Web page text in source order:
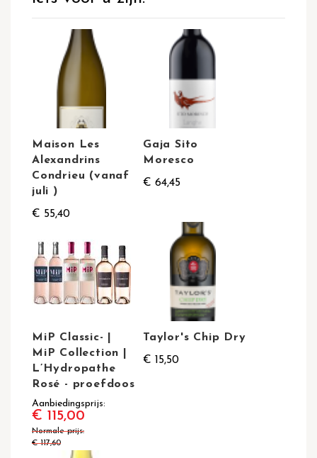
Maison Les
Alexandrins
Condrieu (vanaf
juli )
€ 55,40
Gaja Sito
Moresco
€ 64,45
MiP Classic- |
MiP Collection |
L’Hydropathe
Rosé - proefdoos
Aanbiedingsprijs
€ 115,00
Normale prijs
€ 117,60
Taylor's Chip Dry
€ 15,50